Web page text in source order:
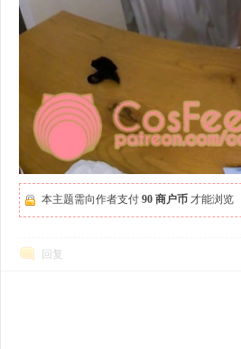
本主题需向作者支付 90 商户币 才能浏览
回复